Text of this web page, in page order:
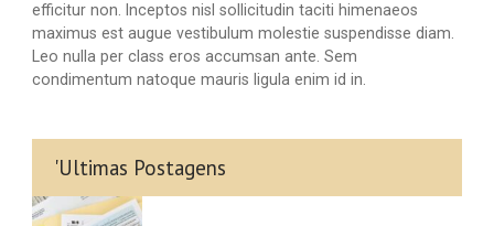
efficitur non. Inceptos nisl sollicitudin taciti himenaeos
maximus est augue vestibulum molestie suspendisse diam.
Leo nulla per class eros accumsan ante. Sem
condimentum natoque mauris ligula enim id in.
'Ultimas Postagens